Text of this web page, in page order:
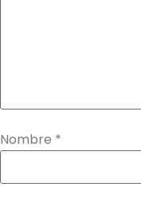
Nombre *